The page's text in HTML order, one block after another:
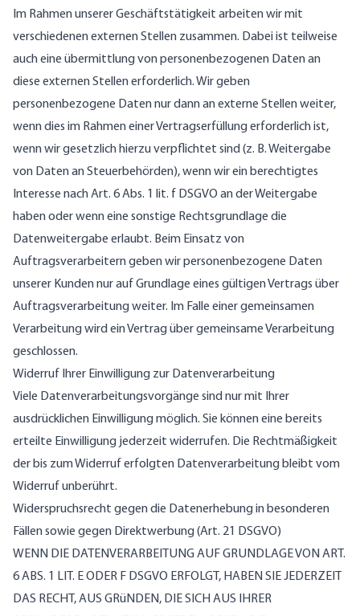
Im Rahmen unserer Geschäftstätigkeit arbeiten wir mit
verschiedenen externen Stellen zusammen. Dabei ist teilweise
auch eine übermittlung von personenbezogenen Daten an
diese externen Stellen erforderlich. Wir geben
personenbezogene Daten nur dann an externe Stellen weiter,
wenn dies im Rahmen einer Vertragserfüllung erforderlich ist,
wenn wir gesetzlich hierzu verpflichtet sind (z. B. Weitergabe
von Daten an Steuerbehörden), wenn wir ein berechtigtes
Interesse nach Art. 6 Abs. 1 lit. f DSGVO an der Weitergabe
haben oder wenn eine sonstige Rechtsgrundlage die
Datenweitergabe erlaubt. Beim Einsatz von
Auftragsverarbeitern geben wir personenbezogene Daten
unserer Kunden nur auf Grundlage eines gültigen Vertrags über
Auftragsverarbeitung weiter. Im Falle einer gemeinsamen
Verarbeitung wird ein Vertrag über gemeinsame Verarbeitung
geschlossen.
Widerruf Ihrer Einwilligung zur Datenverarbeitung
Viele Datenverarbeitungsvorgänge sind nur mit Ihrer
ausdrücklichen Einwilligung möglich. Sie können eine bereits
erteilte Einwilligung jederzeit widerrufen. Die Rechtmäßigkeit
der bis zum Widerruf erfolgten Datenverarbeitung bleibt vom
Widerruf unberührt.
Widerspruchsrecht gegen die Datenerhebung in besonderen
Fällen sowie gegen Direktwerbung (Art. 21 DSGVO)
WENN DIE DATENVERARBEITUNG AUF GRUNDLAGE VON ART.
6 ABS. 1 LIT. E ODER F DSGVO ERFOLGT, HABEN SIE JEDERZEIT
DAS RECHT, AUS GRüNDEN, DIE SICH AUS IHRER